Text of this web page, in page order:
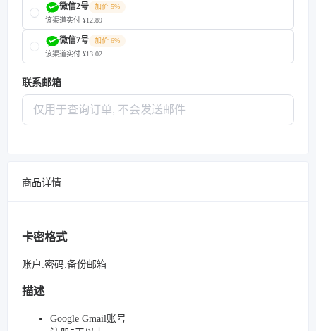
微信2号
加价 5%
该渠道实付 ¥12.89
微信7号
加价 6%
该渠道实付 ¥13.02
联系邮箱
商品详情
卡密格式
账户:密码:备份邮箱
描述
Google Gmail账号